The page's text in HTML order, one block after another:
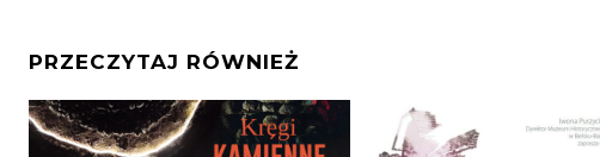
PRZECZYTAJ RÓWNIEŻ